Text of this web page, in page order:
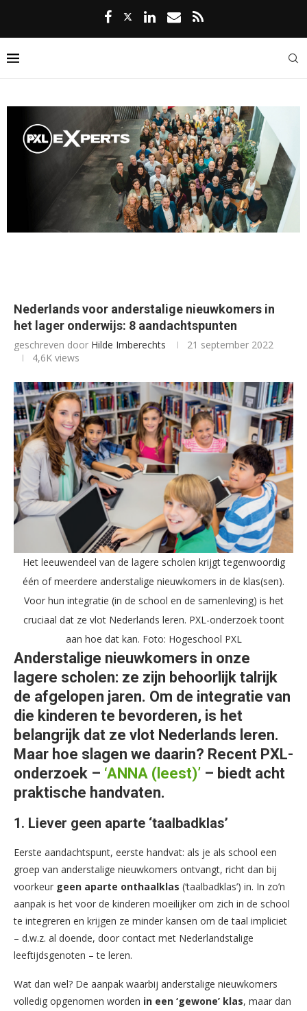
Nederlands voor anderstalige nieuwkomers in
het lager onderwijs: 8 aandachtspunten
geschreven door Hilde Imberechts
21 september 2022
4,6K views
Het leeuwendeel van de lagere scholen krijgt tegenwoordig
één of meerdere anderstalige nieuwkomers in de klas(sen).
Voor hun integratie (in de school en de samenleving) is het
cruciaal dat ze vlot Nederlands leren. PXL-onderzoek toont
aan hoe dat kan. Foto: Hogeschool PXL
Anderstalige nieuwkomers in onze
lagere scholen: ze zijn behoorlijk talrijk
de afgelopen jaren. Om de integratie van
die kinderen te bevorderen, is het
belangrijk dat ze vlot Nederlands leren.
Maar hoe slagen we daarin? Recent PXL-
onderzoek – ‘ANNA (leest)’ – biedt acht
praktische handvaten.
1. Liever geen aparte ‘taalbadklas’
Eerste aandachtspunt, eerste handvat: als je als school een
groep van anderstalige nieuwkomers ontvangt, richt dan bij
voorkeur geen aparte onthaalklas (‘taalbadklas’) in. In zo’n
aanpak is het voor de kinderen moeilijker om zich in de school
te integreren en krijgen ze minder kansen om de taal impliciet
– d.w.z. al doende, door contact met Nederlandstalige
leeftijdsgenoten – te leren.
Wat dan wel? De aanpak waarbij anderstalige nieuwkomers
volledig opgenomen worden in een ‘gewone’ klas, maar dan